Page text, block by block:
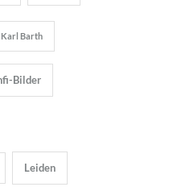
Karl Barth
Bilder
Leiden